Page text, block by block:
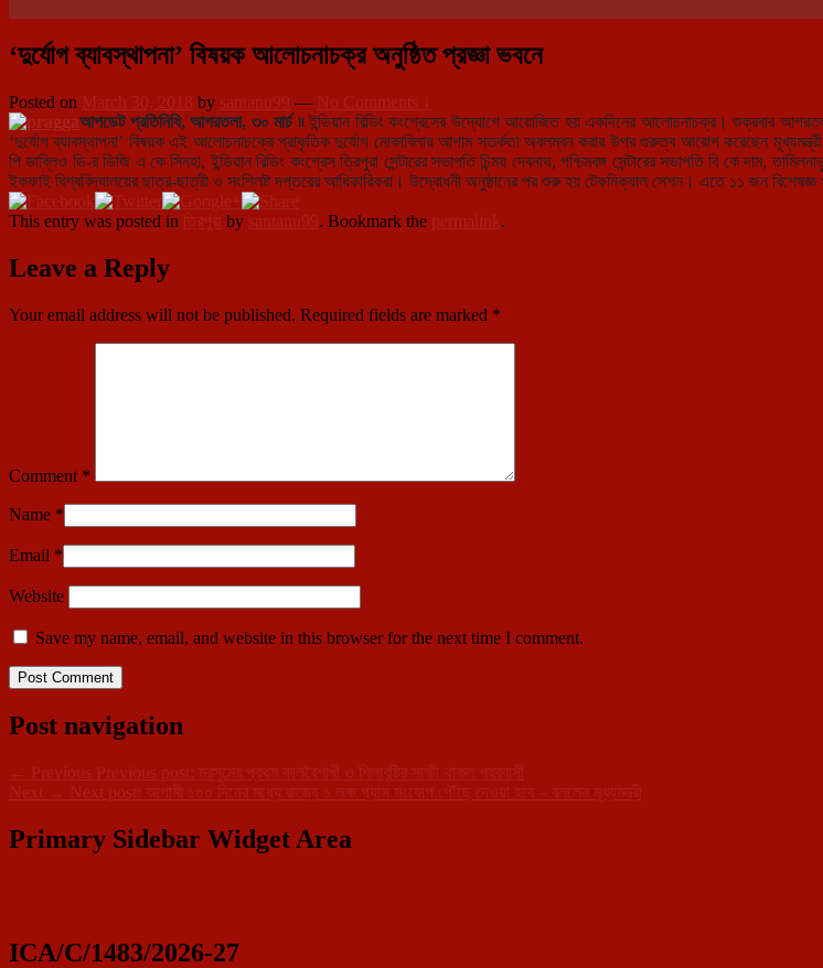
‘দুর্যোগ ব্যাবস্থাপনা’ বিষয়ক আলোচনাচক্র অনুষ্ঠিত প্রজ্ঞা ভবনে
Posted on March 30, 2018 by santanu99 — No Comments ↓
আপডেট প্রতিনিধি, আগরতলা, ৩০ মার্চ ৷৷ইন্ডিয়ান বিল্ডিং কংগ্রেসের উদ্যোগে আয়োজিত হয় একদিনের আলোচনাচক্র। শুক্রবার
‘দুর্যোগ ব্যাবস্থাপনা’ বিষয়ক এই আলোচনাচক্রে প্রাকৃতিক দুর্যোগ মোকাবিলায় আগাম সতর্কতা অবলম্বন করার উপর গুরুত্ব আরোপ করেছেন মূখ্যমন্ত্রী।
পি ডাব্লিও ডি-র ডিজি এ কে সিনহা, ইন্ডিয়ান বিল্ডিং কংগ্রেস ত্রিপুরা সেন্টারের সভাপতি চিন্ময় দেবনাথ, পশ্চিমবঙ্গ সেন্টারের সভাপতি বি কে
ইকফাই বিশ্ববিদ্যালয়ের ছাত্র-ছাত্রী ও সংশ্লিষ্ট দপ্তরের আধিকারিকরা। উদ্বোধনী অনুষ্ঠানের পর শুরু হয় টেকনিক্যাল সেশন। এতে ১১ জন
This entry was posted in ত্রিপুরা by santanu99. Bookmark the permalink.
Leave a Reply
Your email address will not be published. Required fields are marked *
Comment *
Name *
Email *
Website
Save my name, email, and website in this browser for the next time I comment.
Post navigation
← Previous Previous post:
মরসুমের প্রথম কালবৈশাখী ও শিলাবৃষ্টির সাক্ষী থাকল শহরবাসী
Next → Next post: আগামী ১০০ দিনের মধ্যে রাজ্যে ১ লক্ষ গ্যাস সংযোগ পৌঁছে দেওয়া হবে – বললেন মূখ্যমন্ত্রী
Primary Sidebar Widget Area
ICA/C/1483/2026-27